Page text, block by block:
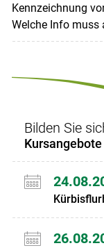
Kennzeichnung
Welche Info muss
Bilden Sie
Kursangebote